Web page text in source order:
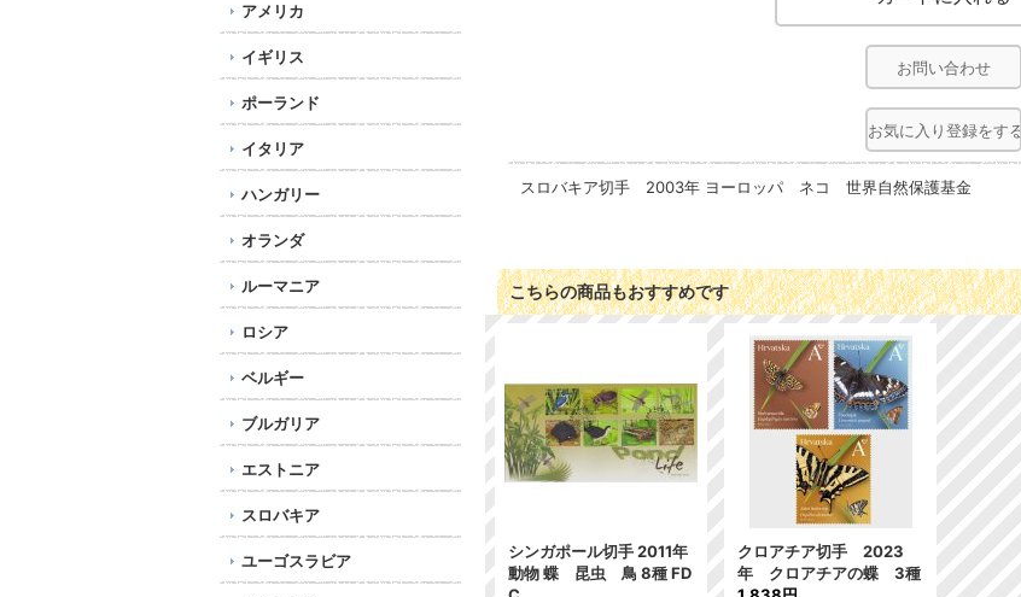
アメリカ
イギリス
ポーランド
イタリア
ハンガリー
オランダ
ルーマニア
ロシア
ベルギー
ブルガリア
エストニア
スロバキア
ユーゴスラビア
お問い合わせ
お気に入り登録をする
スロバキア切手 2003年 ヨーロッパ ネコ 世界自然保護基金
こちらの商品もおすすめです
シンガポール切手 2011年
動物 蝶 昆虫 鳥 8種 FD
クロアチア切手 2023
年 クロアチアの蝶 3種